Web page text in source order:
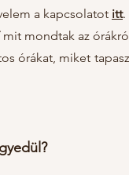
a kapcsolatot itt.
mit mondtak az
órákat, miket